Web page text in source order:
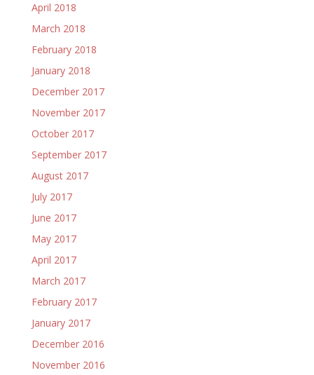
April 2018
March 2018
February 2018
January 2018
December 2017
November 2017
October 2017
September 2017
August 2017
July 2017
June 2017
May 2017
April 2017
March 2017
February 2017
January 2017
December 2016
November 2016